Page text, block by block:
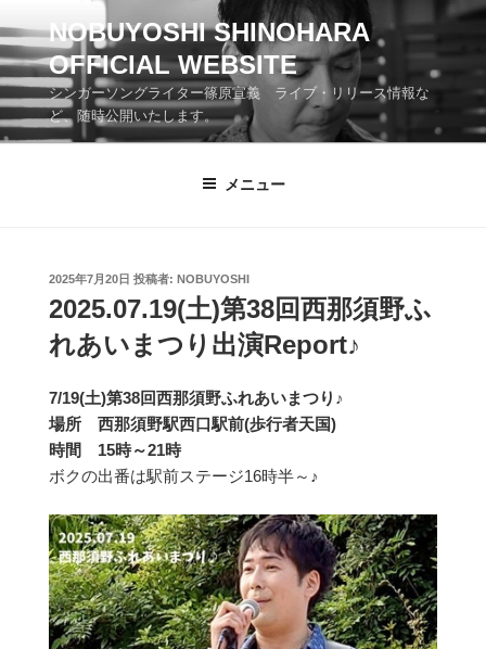
ン
テ
ン
ツ
へ
NOBUYOSHI SHINOHARA
OFFICIAL WEBSITE
シンガーソングライター篠原宣義 ライブ・リリース情報な
ど、随時公開いたします。
メニュー
投
稿
日:
2025年7月20日 投稿者: NOBUYOSHI
2025.07.19(土)第38回西那須野ふ
れあいまつり出演Report♪
7/19(土)第38回西那須野ふれあいまつり♪
場所 西那須野駅西口駅前(歩行者天国)
時間 15時～21時
ボクの出番は駅前ステージ16時半～♪